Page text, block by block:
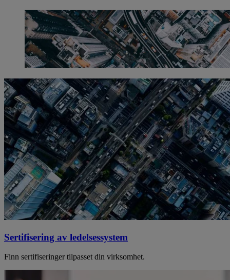
Sertifisering av ledelsessystem
Finn sertifiseringer tilpasset din virksomhet.